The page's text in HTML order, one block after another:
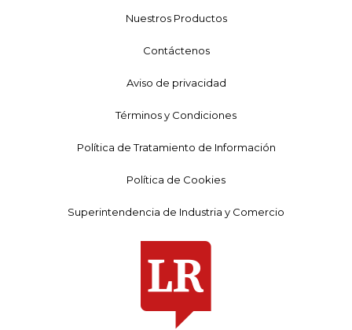
Nuestros Productos
Contáctenos
Aviso de privacidad
Términos y Condiciones
Política de Tratamiento de Información
Política de Cookies
Superintendencia de Industria y Comercio